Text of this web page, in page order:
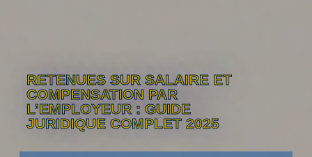
RETENUES SUR SALAIRE ET
COMPENSATION PAR
L’EMPLOYEUR : GUIDE
JURIDIQUE COMPLET 2025